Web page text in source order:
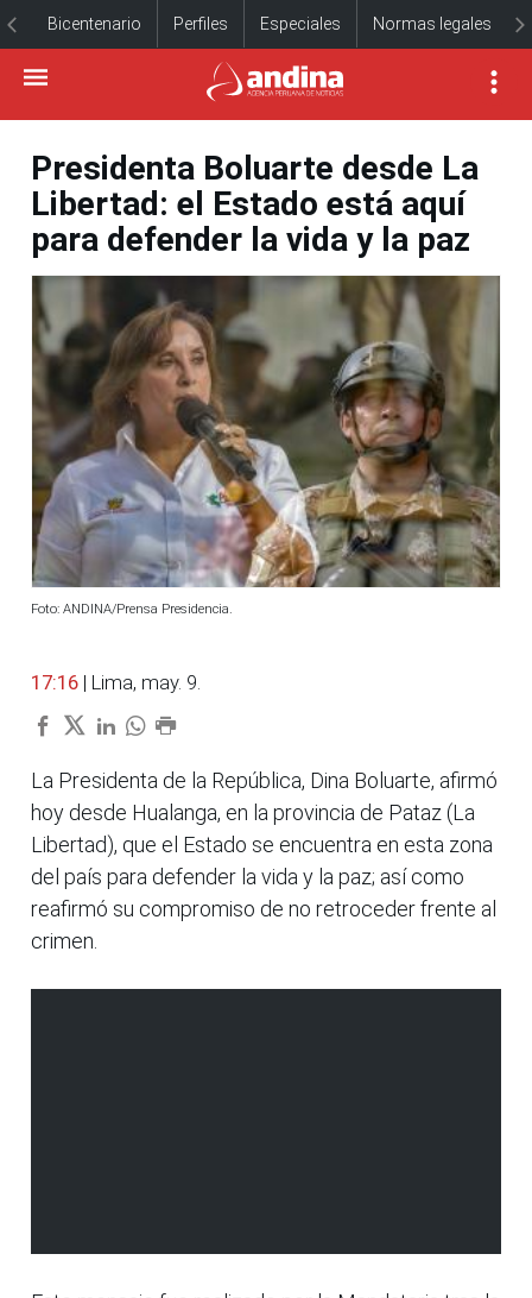
Bicentenario Perfiles Especiales Normas legales
Presidenta Boluarte desde La
Libertad: el Estado está aquí
para defender la vida y la paz
Foto: ANDINA/Prensa Presidencia.
17:16 | Lima, may. 9.
La Presidenta de la República, Dina Boluarte, afirmó
hoy desde Hualanga, en la provincia de Pataz (La
Libertad), que el Estado se encuentra en esta zona
del país para defender la vida y la paz; así como
reafirmó su compromiso de no retroceder frente al
crimen.